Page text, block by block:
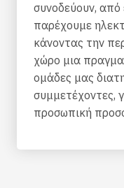
συνοδεύουν, από
παρέχουμε
κάνοντας την
χώρο μια
ομάδες μας
συμμετέχοντες,
προσωπική